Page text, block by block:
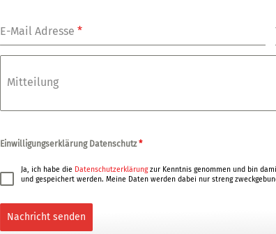
E-Mail Adresse*
Mitteilung
Einwilligungserklärung Datenschutz*
Ja, ich habe die Datenschutzerklärungzur Kenntnis genommen und bin
und gespeichert werden. Meine Daten werden dabei nur streng
Nachricht senden